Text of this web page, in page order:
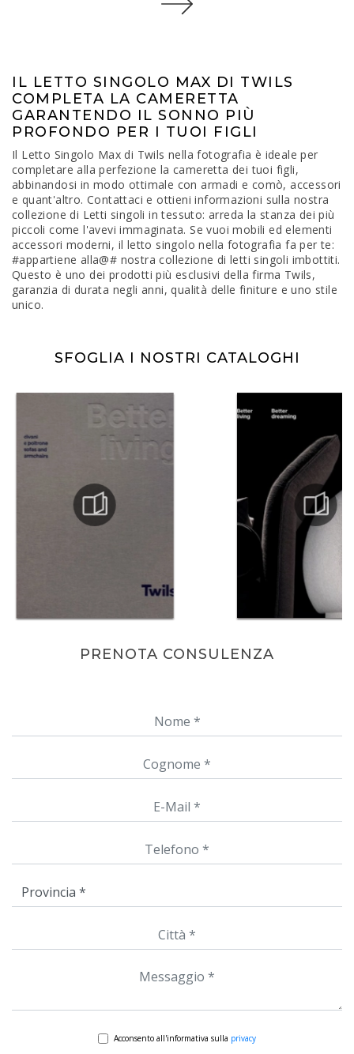
IL LETTO SINGOLO MAX DI TWILS
COMPLETA LA CAMERETTA
GARANTENDO IL SONNO PIÙ
PROFONDO PER I TUOI FIGLI
Il Letto Singolo Max di Twils nella fotografia è ideale per
completare alla perfezione la cameretta dei tuoi figli,
abbinandosi in modo ottimale con armadi e comò, accessori
e quant'altro. Contattaci e ottieni informazioni sulla nostra
collezione di Letti singoli in tessuto: arreda la stanza dei più
piccoli come l'avevi immaginata. Se vuoi mobili ed elementi
accessori moderni, il letto singolo nella fotografia fa per te:
#appartiene alla@# nostra collezione di letti singoli imbottiti.
Questo è uno dei prodotti più esclusivi della firma Twils,
garanzia di durata negli anni, qualità delle finiture e uno stile
unico.
SFOGLIA I NOSTRI CATALOGHI
PRENOTA CONSULENZA
Acconsento all'informativa sulla privacy